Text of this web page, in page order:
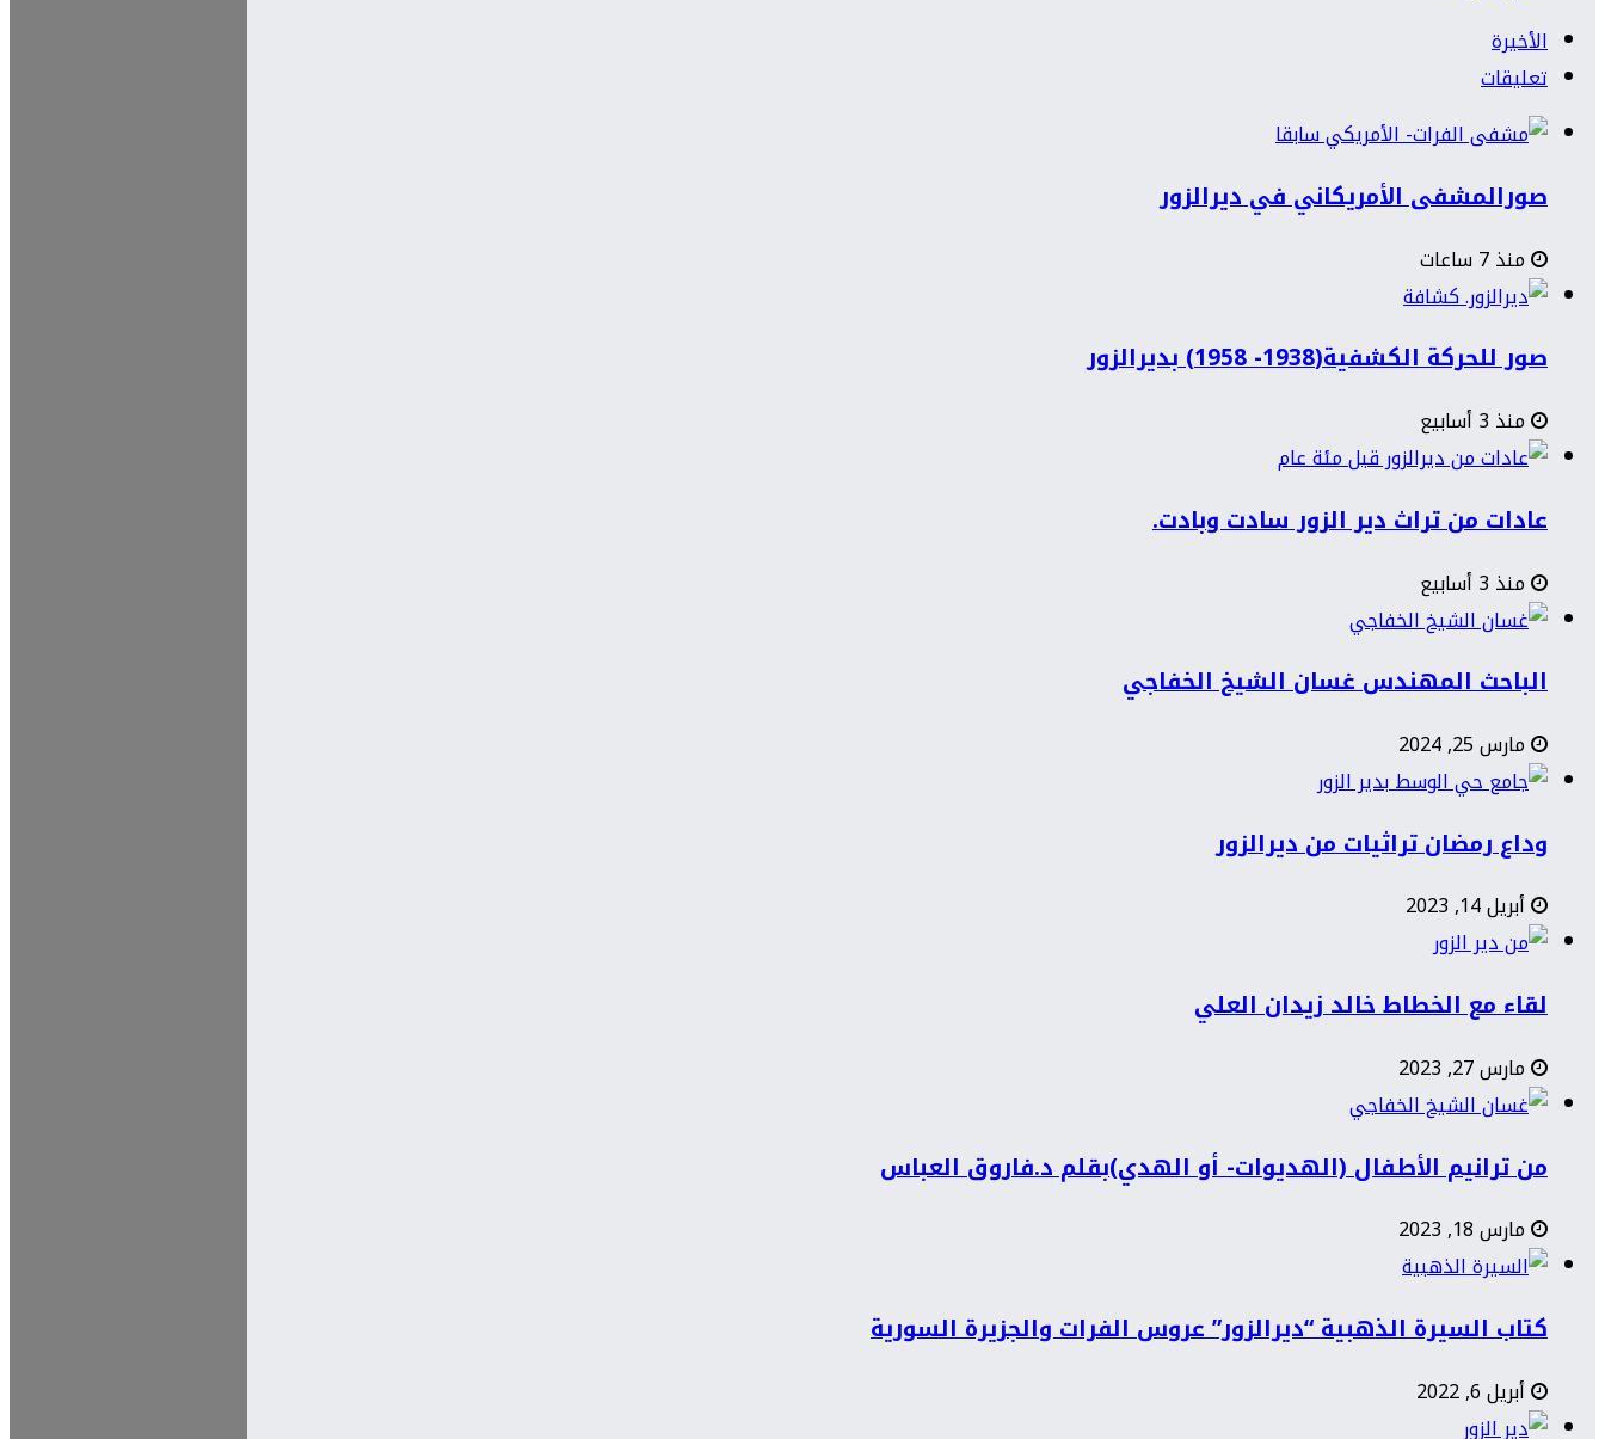
الأخيرة
تعليقات
صورالمشفى الأمريكاني في ديرالزور
منذ 7 ساعات
صور للحركة الكشفية(1938- 1958) بديرالزور
منذ 3 أسابيع
عادات من تراث دير الزور سادت وبادت.
منذ 3 أسابيع
الباحث المهندس غسان الشيخ الخفاجي
مارس 25, 2024
وداع رمضان تراثيات من ديرالزور
أبريل 14, 2023
لقاء مع الخطاط خالد زيدان العلي
مارس 27, 2023
من ترانيم الأطفال (الهديوات- أو الهدي)بقلم د.فاروق العباس
مارس 18, 2023
كتاب السيرة الذهبية “ديرالزور” عروس الفرات والجزيرة السورية
أبريل 6, 2022